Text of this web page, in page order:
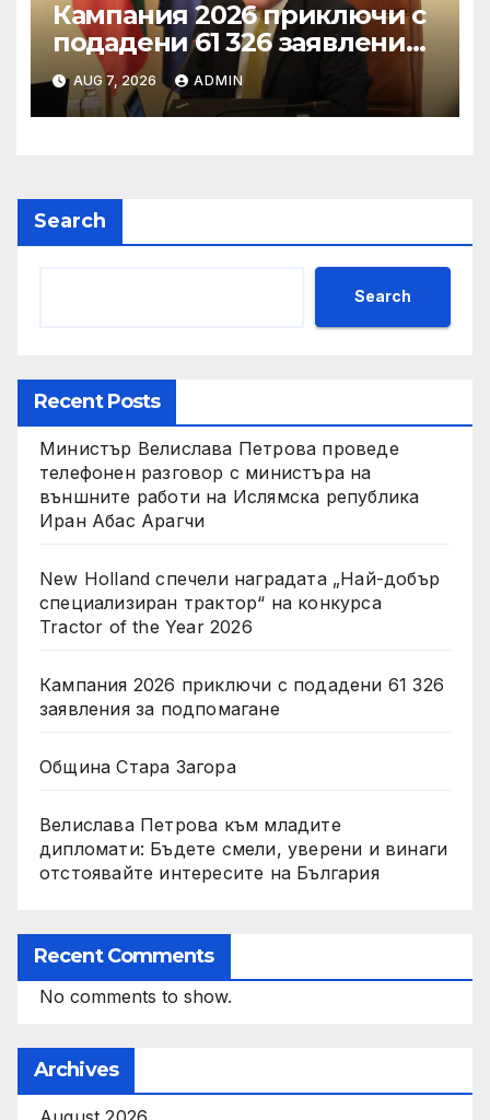
Кампания 2026 приключи с
подадени 61 326 заявления
за подпомагане
AUG 7, 2026 ADMIN
Search
Search
Recent Posts
Министър Велислава Петрова проведе
телефонен разговор с министъра на
външните работи на Ислямска република
Иран Абас Арагчи
New Holland спечели наградата „Най-добър
специализиран трактор“ на конкурса
Tractor of the Year 2026
Кампания 2026 приключи с подадени 61 326
заявления за подпомагане
Община Стара Загора
Велислава Петрова към младите
дипломати: Бъдете смели, уверени и винаги
отстоявайте интересите на България
Recent Comments
No comments to show.
Archives